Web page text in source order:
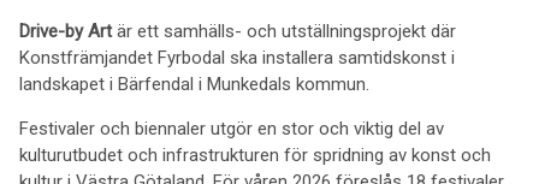
Drive-by Artär ett samhälls- och utställningsprojekt där
Konstfrämjandet Fyrbodal ska installera samtidskonst i
landskapet i Bärfendal i Munkedals kommun.
Festivaler och biennaler utgör en stor och viktig del av
kulturutbudet och infrastrukturen för spridning av konst och